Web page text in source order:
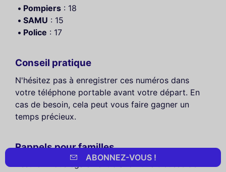
Pompiers : 18
SAMU : 15
Police : 17
Conseil pratique
N'hésitez pas à enregistrer ces numéros dans
votre téléphone portable avant votre départ. En
cas de besoin, cela peut vous faire gagner un
temps précieux.
Rappels pour familles
Assurez-vous également d'avoir une trousse de
ABONNEZ-VOUS !